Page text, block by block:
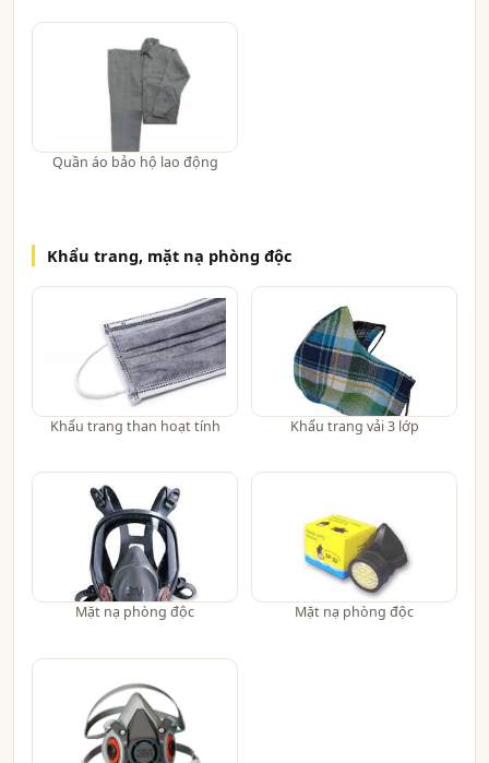
Quần áo bảo hộ lao động
Khẩu trang, mặt nạ phòng độc
Khẩu trang than hoạt tính Khẩu trang vải 3 lớp
Mặt nạ phòng độc Mặt nạ phòng độc